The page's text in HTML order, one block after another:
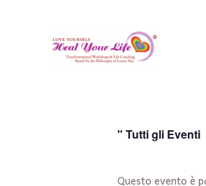
" Tutti gli Eventi
Questo evento è